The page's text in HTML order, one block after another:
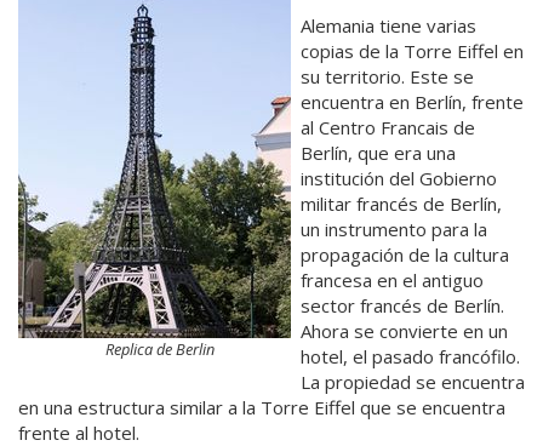
Replica de Berlin
Alemania tiene varias
copias de la Torre Eiffel en
su territorio. Este se
encuentra en Berlín, frente
al Centro Francais de
Berlín, que era una
institución del Gobierno
militar francés de Berlín,
un instrumento para la
propagación de la cultura
francesa en el antiguo
sector francés de Berlín.
Ahora se convierte en un
hotel, el pasado francófilo.
La propiedad se encuentra
en una estructura similar a la Torre Eiffel que se encuentra
frente al hotel.